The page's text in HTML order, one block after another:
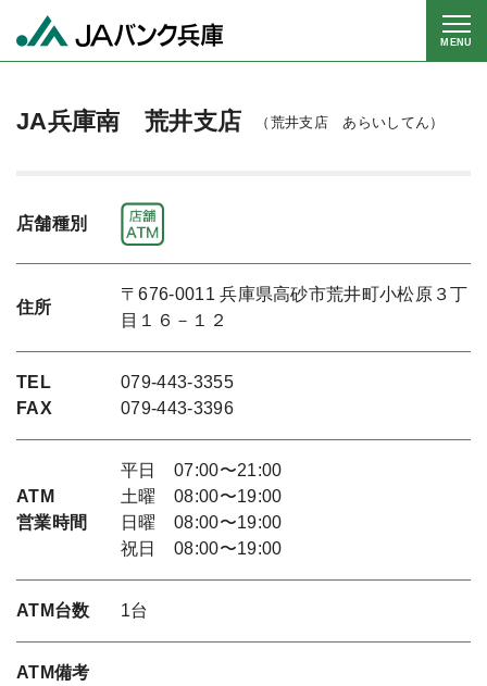
MENU
JA兵庫南 荒井支店 （荒井支店 あらいしてん）
店舗種別
住所
〒676-0011 兵庫県高砂市荒井町小松原３丁
目１６－１２
TEL
FAX
079-443-3355
079-443-3396
ATM
営業時間
平日 07:00〜21:00
土曜 08:00〜19:00
日曜 08:00〜19:00
祝日 08:00〜19:00
ATM台数 1台
ATM備考